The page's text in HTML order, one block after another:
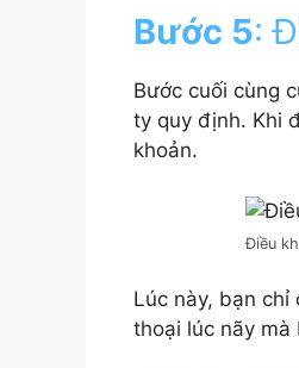
Bước 5:
Bước cuối cùng
ty quy định. Khi
khoản.
Điều
Lúc này, bạn
thoại lúc nãy mà